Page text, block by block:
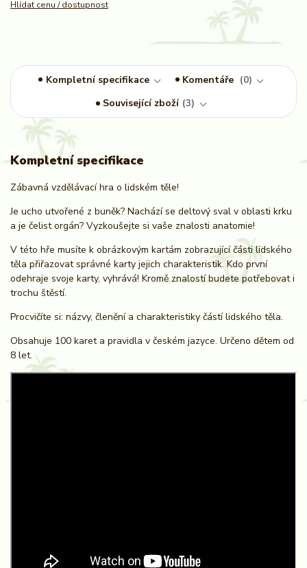
Hlídat cenu / dostupnost
Kompletní specifikace Komentáře
0
Související zboží 3
Kompletní specifikace
Zábavná vzdělávací hra o lidském těle!
Je ucho utvořené z buněk? Nachází se deltový sval v oblasti krku
a je čelist orgán? Vyzkoušejte si vaše znalosti anatomie!
V této hře musíte k obrázkovým kartám zobrazující části lidského
těla přiřazovat správné karty jejich charakteristik. Kdo první
odehraje svoje karty, vyhrává! Kromě znalostí budete potřebovat i
trochu štěstí.
Procvičíte si: názvy, členění a charakteristiky částí lidského těla.
Obsahuje 100 karet a pravidla v českém jazyce. Určeno dětem od
8 let.